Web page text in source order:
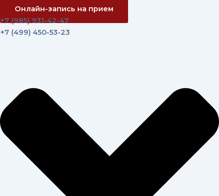
Онлайн-запись на прием
+7 (985) 931-42-47
+7 (499) 450-53-23